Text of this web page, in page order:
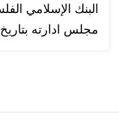
مجلس ادارته بتاريخ 26/07/2026.